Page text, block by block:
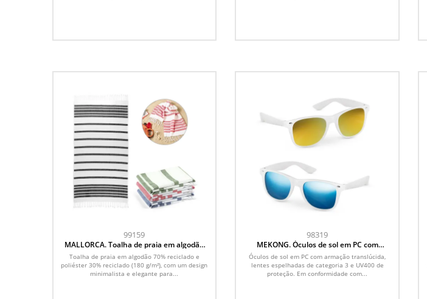
99159
MALLORCA. Toalha de praia em algodão
70% reciclado e poliéster 30% reciclado
(180 g/m²)
Toalha de praia em algodão 70% reciclado e
poliéster 30% reciclado (180 g/m²), com um design
minimalista e elegante para...
98319
MEKONG. Óculos de sol em PC com
armação translúcida
Óculos de sol em PC com armação translúcida,
lentes espelhadas de categoria 3 e UV400 de
proteção. Em conformidade com...